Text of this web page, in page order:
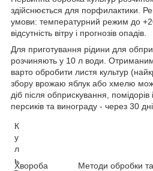
здійснюється для порфилактики.
умови: температурний режим до
відсутність вітру і прогнозів опадів.
Для приготування рідини для
розчиняють у 10 л води.
варто обробити листя культур
збору врожаю яблук або хмелю
діб після обприскування, помідорів
персиків та винограду - через 30
К
у
л
ь
Хвороба Методи обробки та